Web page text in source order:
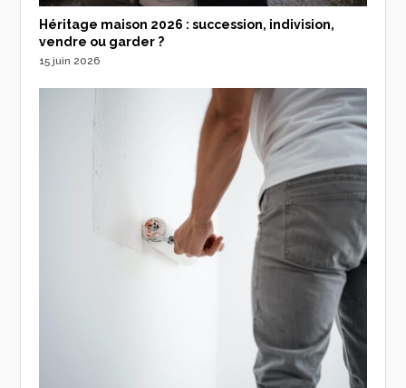
Héritage maison 2026 : succession, indivision,
vendre ou garder ?
15 juin 2026